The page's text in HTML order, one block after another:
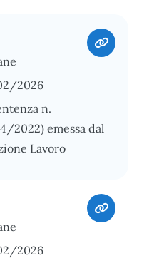
2026
n.
2022) emessa dal
Lavoro
2026